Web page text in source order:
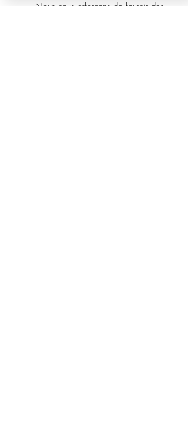
Nous nous efforçons de fournir des